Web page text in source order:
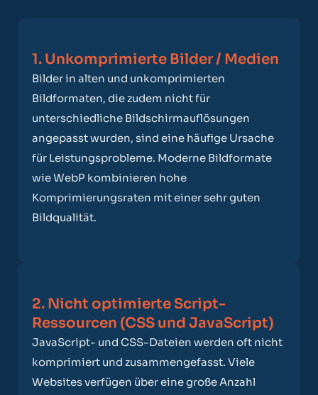
1. Unkomprimierte Bilder / Medien
Bilder in alten und unkomprimierten
Bildformaten, die zudem nicht für
unterschiedliche Bildschirmauflösungen
angepasst wurden, sind eine häufige Ursache
für Leistungsprobleme. Moderne Bildformate
wie WebP kombinieren hohe
Komprimierungsraten mit einer sehr guten
Bildqualität.
2. Nicht optimierte Script-
Ressourcen (CSS und JavaScript)
JavaScript- und CSS-Dateien werden oft nicht
komprimiert und zusammengefasst. Viele
Websites verfügen über eine große Anzahl